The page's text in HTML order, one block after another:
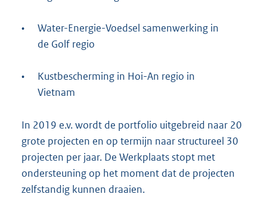
•
Water-Energie-Voedsel samenwerking in
de Golf regio
•
Kustbescherming in Hoi-An regio in
Vietnam
In 2019 e.v. wordt de portfolio uitgebreid naar 20
grote projecten en op termijn naar structureel 30
projecten per jaar. De Werkplaats stopt met
ondersteuning op het moment dat de projecten
zelfstandig kunnen draaien.